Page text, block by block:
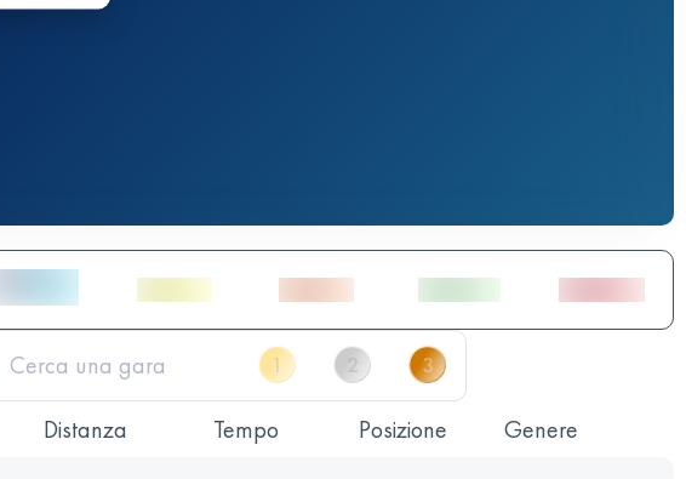
Distanza Tempo Posizione Genere